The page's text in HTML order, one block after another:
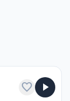
favorite play_arrow